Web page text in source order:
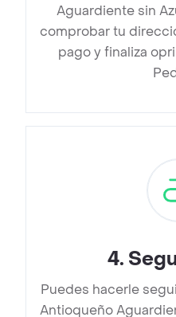
Aguardiente sin
comprobar tu
pago y finaliza
4.
Puedes hacerle
Antioqueño